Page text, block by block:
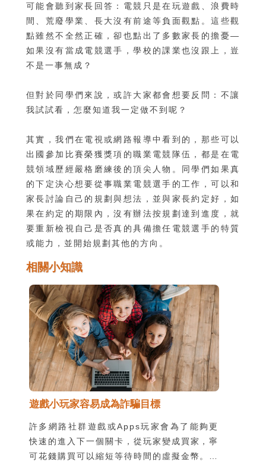
可能會聽到家長回答：電競只是在玩遊戲、浪費時
間、荒廢學業、長大沒有前途等負面觀點。這些觀
點雖然不全然正確，卻也點出了多數家長的擔憂—
如果沒有當成電競選手，學校的課業也沒跟上，豈
不是一事無成？
但對於同學們來說，或許大家都會想要反問：不讓
我試試看，怎麼知道我一定做不到呢？
其實，我們在電視或網路報導中看到的，那些可以
出國參加比賽榮獲獎項的職業電競隊伍，都是在電
競領域歷經嚴格磨練後的頂尖人物。同學們如果真
的下定決心想要從事職業電競選手的工作，可以和
家長討論自己的規劃與想法，並與家長約定好，如
果在約定的期限內，沒有辦法按規劃達到進度，就
要重新檢視自己是否真的具備擔任電競選手的特質
或能力，並開始規劃其他的方向。
相關小知識
遊戲小玩家容易成為詐騙目標
許多網路社群遊戲或Apps玩家會為了能夠更
快速的進入下一個關卡，從玩家變成買家，寧
可花錢購買可以縮短等待時間的虛擬金幣。也